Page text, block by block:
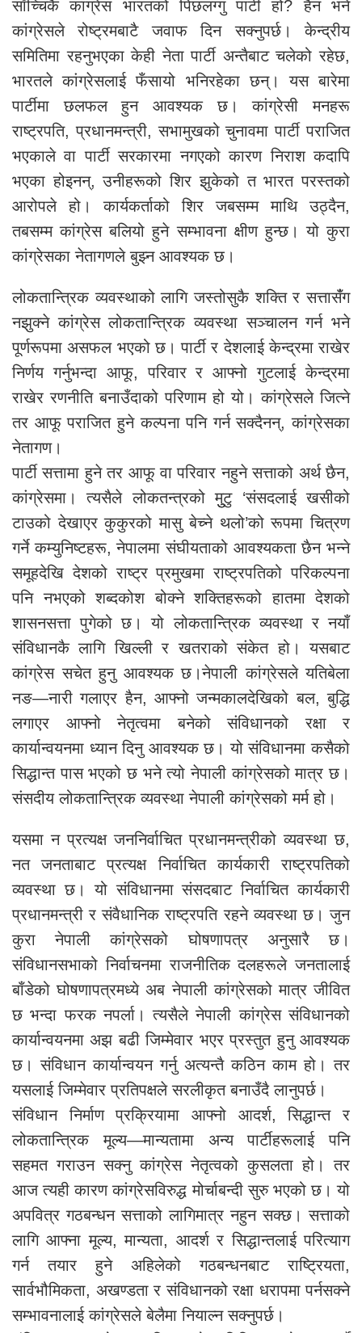
साँच्चिकै कांग्रेस भारतको पिछलग्गु पार्टी हो? हैन भने
कांग्रेसले रोष्ट्रमबाटै जवाफ दिन सक्नुपर्छ। केन्द्रीय
समितिमा रहनुभएका केही नेता पार्टी अन्तैबाट चलेको रहेछ,
भारतले कांग्रेसलाई फँसायो भनिरहेका छन्। यस बारेमा
पार्टीमा छलफल हुन आवश्यक छ। कांग्रेसी मनहरू
राष्ट्रपति, प्रधानमन्त्री, सभामुखको चुनावमा पार्टी पराजित
भएकाले वा पार्टी सरकारमा नगएको कारण निराश कदापि
भएका होइनन्, उनीहरूको शिर झुकेको त भारत परस्तको
आरोपले हो। कार्यकर्ताको शिर जबसम्म माथि उठ्दैन,
तबसम्म कांग्रेस बलियो हुने सम्भावना क्षीण हुन्छ। यो कुरा
कांग्रेसका नेतागणले बुझ्न आवश्यक छ।
लोकतान्त्रिक व्यवस्थाको लागि जस्तोसुकै शक्ति र सत्तासँंग
नझुक्ने कांग्रेस लोकतान्त्रिक व्यवस्था सञ्चालन गर्न भने
पूर्णरूपमा असफल भएको छ। पार्टी र देशलाई केन्द्रमा राखेर
निर्णय गर्नुभन्दा आफू, परिवार र आफ्नो गुटलाई केन्द्रमा
राखेर रणनीति बनाउँदाको परिणाम हो यो। कांग्रेसले जित्ने
तर आफू पराजित हुने कल्पना पनि गर्न सक्दैनन्, कांग्रेसका
नेतागण।
पार्टी सत्तामा हुने तर आफू वा परिवार नहुने सत्ताको अर्थ छैन,
कांग्रेसमा। त्यसैले लोकतन्त्रको मुुटु ‘संसदलाई खसीको
टाउको देखाएर कुकुरको मासु बेच्ने थलो’को रूपमा चित्रण
गर्ने कम्युनिष्टहरू, नेपालमा संघीयताको आवश्यकता छैन भन्ने
समूहदेखि देशको राष्ट्र प्रमुखमा राष्ट्रपतिको परिकल्पना
पनि नभएको शब्दकोश बोक्ने शक्तिहरूको हातमा देशको
शासनसत्ता पुगेको छ। यो लोकतान्त्रिक व्यवस्था र नयाँ
संविधानकै लागि खिल्ली र खतराको संकेत हो। यसबाट
कांग्रेस सचेत हुनु आवश्यक छ।नेपाली कांग्रेसले यतिबेला
नङ—नारी गलाएर हैन, आफ्नो जन्मकालदेखिको बल, बुद्धि
लगाएर आफ्नो नेतृत्वमा बनेको संविधानको रक्षा र
कार्यान्वयनमा ध्यान दिनु आवश्यक छ। यो संविधानमा कसैको
सिद्धान्त पास भएको छ भने त्यो नेपाली कांग्रेसको मात्र छ।
संसदीय लोकतान्त्रिक व्यवस्था नेपाली कांग्रेसको मर्म हो।
यसमा न प्रत्यक्ष जननिर्वाचित प्रधानमन्त्रीको व्यवस्था छ,
नत जनताबाट प्रत्यक्ष निर्वाचित कार्यकारी राष्ट्रपतिको
व्यवस्था छ। यो संविधानमा संसदबाट निर्वाचित कार्यकारी
प्रधानमन्त्री र संवैधानिक राष्ट्रपति रहने व्यवस्था छ। जुन
कुरा नेपाली कांग्रेसको घोषणापत्र अनुसारै छ।
संविधानसभाको निर्वाचनमा राजनीतिक दलहरूले जनतालाई
बाँडेको घोषणापत्रमध्ये अब नेपाली कांग्रेसको मात्र जीवित
छ भन्दा फरक नपर्ला। त्यसैले नेपाली कांग्रेस संविधानको
कार्यान्वयनमा अझ बढी जिम्मेवार भएर प्रस्तुत हुनु आवश्यक
छ। संविधान कार्यान्वयन गर्नु अत्यन्तै कठिन काम हो। तर
यसलाई जिम्मेवार प्रतिपक्षले सरलीकृत बनाउँदै लानुपर्छ।
संविधान निर्माण प्रक्रियामा आफ्नो आदर्श, सिद्धान्त र
लोकतान्त्रिक मूल्य—मान्यतामा अन्य पार्टीहरूलाई पनि
सहमत गराउन सक्नु कांग्रेस नेतृत्वको कुसलता हो। तर
आज त्यही कारण कांग्रेसविरुद्ध मोर्चाबन्दी सुरु भएको छ। यो
अपवित्र गठबन्धन सत्ताको लागिमात्र नहुन सक्छ। सत्ताको
लागि आफ्ना मूल्य, मान्यता, आदर्श र सिद्धान्तलाई परित्याग
गर्न तयार हुने अहिलेको गठबन्धनबाट राष्ट्रियता,
सार्वभौमिकता, अखण्डता र संविधानको रक्षा धरापमा पर्नसक्ने
सम्भावनालाई कांग्रेसले बेलैमा नियाल्न सक्नुपर्छ।